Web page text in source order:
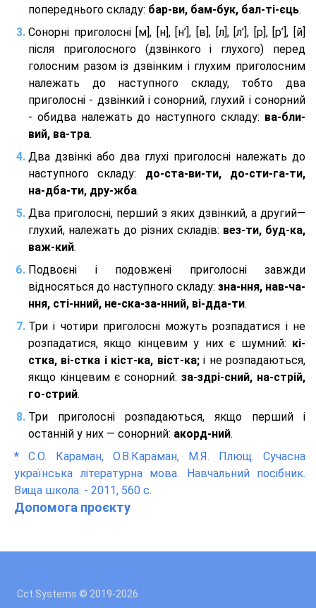
попереднього складу: бар-ви, бам-бук, бал-ті-єць.
Сонорні приголосні [м], [н], [н’], [в], [л], [л’], [р], [р’], [й]
після приголосного (дзвінкого і глухого) перед
голосним разом із дзвінким і глухим приголосним
належать до наступного складу, тобто два
приголосні - дзвінкий і сонорний, глухий і сонорний
- обидва належать до наступного складу: ва-бли-
вий, ва-тра.
Два дзвінкі або два глухі приголосні належать до
наступного складу: до-ста-ви-ти, до-сти-га-ти,
на-дба-ти, дру-жба.
Два приголосні, перший з яких дзвінкий, а другий—
глухий, належать до різних складів: вез-ти, буд-ка,
важ-кий.
Подвоєні і подовжені приголосні завжди
відносяться до наступного складу: зна-ння, нав-ча-
ння, сті-нний, не-ска-за-нний, ві-дда-ти.
Три і чотири приголосні можуть розпадатися і не
розпадатися, якщо кінцевим у них є шумний: кі-
стка, ві-стка і кіст-ка, віст-ка;і не розпадаються,
якщо кінцевим є сонорний: за-здрі-сний, на-стрій,
го-стрий.
Три приголосні розпадаються, якщо перший і
останній у них — сонорний: акорд-ний.
* С.О. Караман, О.В.Караман, М.Я. Плющ. Сучасна
українська літературна мова. Навчальний посібник.
Вища школа. - 2011, 560 с.
Допомога проєкту
Cct.Systems © 2019-2026